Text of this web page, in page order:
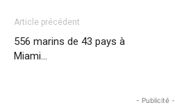
Article précédent
556 marins de 43 pays à
Miami…
- Publicité -